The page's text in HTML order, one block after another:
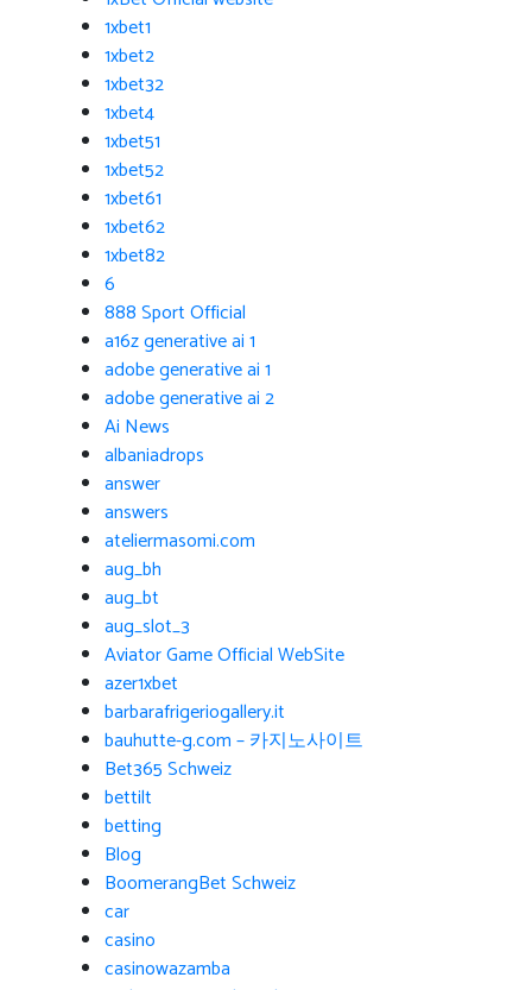
1xbet1
1xbet2
1xbet32
1xbet4
1xbet51
1xbet52
1xbet61
1xbet62
1xbet82
6
888 Sport Official
a16z generative ai 1
adobe generative ai 1
adobe generative ai 2
Ai News
albaniadrops
answer
answers
ateliermasomi.com
aug_bh
aug_bt
aug_slot_3
Aviator Game Official WebSite
azer1xbet
barbarafrigeriogallery.it
bauhutte-g.com – 카지노사이트
Bet365 Schweiz
bettilt
betting
Blog
BoomerangBet Schweiz
car
casino
casinowazamba